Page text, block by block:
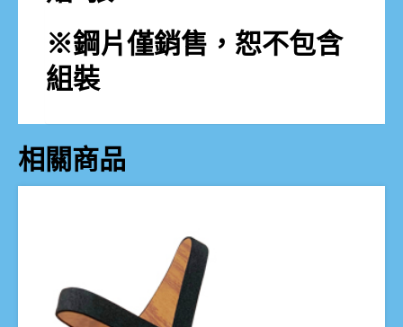
※鋼片僅銷售，恕不包含
組裝
相關商品